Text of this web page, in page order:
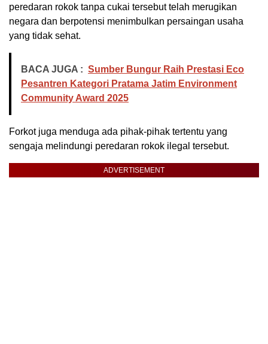
peredaran rokok tanpa cukai tersebut telah merugikan
negara dan berpotensi menimbulkan persaingan usaha
yang tidak sehat.
BACA JUGA : Sumber Bungur Raih Prestasi Eco
Pesantren Kategori Pratama Jatim Environment
Community Award 2025
Forkot juga menduga ada pihak-pihak tertentu yang
sengaja melindungi peredaran rokok ilegal tersebut.
ADVERTISEMENT